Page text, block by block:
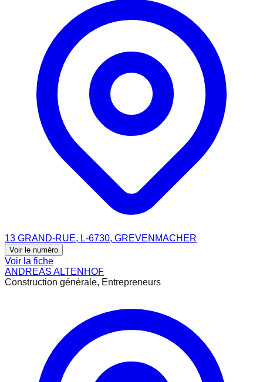
13 GRAND-RUE, L-6730, GREVENMACHER
Voir le numéro
Voir la fiche
ANDREAS ALTENHOF
Construction générale, Entrepreneurs